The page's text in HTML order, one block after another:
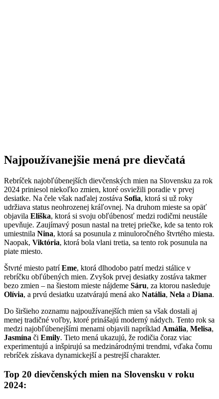
Najpoužívanejšie mená pre dievčatá
Rebríček najobľúbenejších dievčenských mien na Slovensku za rok
2024 priniesol niekoľko zmien, ktoré osviežili poradie v prvej
desiatke. Na čele však naďalej zostáva Sofia, ktorá si už roky
udržiava status neohrozenej kráľovnej. Na druhom mieste sa opäť
objavila Eliška, ktorá si svoju obľúbenosť medzi rodičmi neustále
upevňuje. Zaujímavý posun nastal na tretej priečke, kde sa tento rok
umiestnila Nina, ktorá sa posunula z minuloročného štvrtého miesta.
Naopak, Viktória, ktorá bola vlani tretia, sa tento rok posunula na
piate miesto.
Štvrté miesto patríEme, ktorá dlhodobo patrí medzi stálice v
rebríčku obľúbených mien. Zvyšok prvej desiatky zostáva takmer
bezo zmien – na šiestom mieste nájdeme Sáru, za ktorou nasleduje
Olívia, a prvú desiatku uzatvárajú mená ako Natália, Nela a Diana.
Do širšieho zoznamu najpoužívanejších mien sa však dostali aj
menej tradičné voľby, ktoré prinášajú moderný nádych. Tento rok sa
medzi najobľúbenejšími menami objavili napríklad Amália, Melisa,
Jasmína či Emily. Tieto mená ukazujú, že rodičia čoraz viac
experimentujú a inšpirujú sa medzinárodnými trendmi, vďaka čomu
rebríček získava dynamickejší a pestrejší charakter.
Top 20 dievčenských mien na Slovensku v roku
2024: